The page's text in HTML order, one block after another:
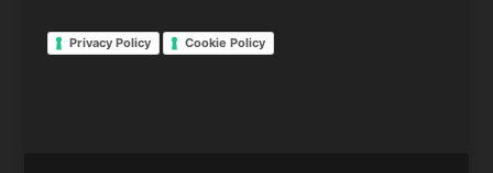
Privacy Policy Cookie Policy